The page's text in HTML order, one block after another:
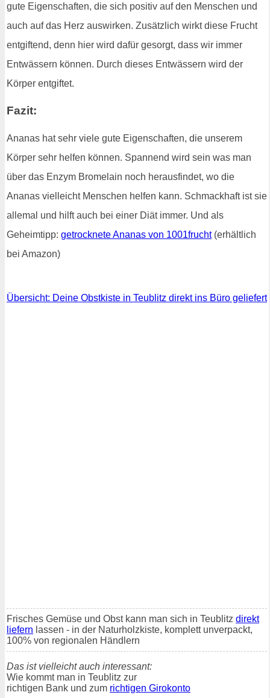
gute Eigenschaften, die sich positiv auf den Menschen und
auch auf das Herz auswirken. Zusätzlich wirkt diese Frucht
entgiftend, denn hier wird dafür gesorgt, dass wir immer
Entwässern können. Durch dieses Entwässern wird der
Körper entgiftet.
Fazit:
Ananas hat sehr viele gute Eigenschaften, die unserem
Körper sehr helfen können. Spannend wird sein was man
über das Enzym Bromelain noch herausfindet, wo die
Ananas vielleicht Menschen helfen kann. Schmackhaft ist sie
allemal und hilft auch bei einer Diät immer. Und als
Geheimtipp: getrocknete Ananas von 1001frucht(erhältlich
bei Amazon)
Übersicht: Deine Obstkiste in Teublitz direkt ins Büro geliefert
Frisches Gemüse und Obst kann man sich in Teublitz direkt
liefern lassen - in der Naturholzkiste, komplett unverpackt,
100% von regionalen Händlern
Das ist vielleicht auch interessant:
Wie kommt man in Teublitz zur
richtigen Bank und zum richtigen Girokonto